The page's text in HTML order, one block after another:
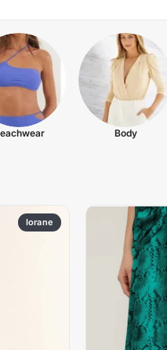
Body
Iorane